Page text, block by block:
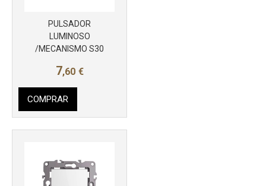
PULSADOR
LUMINOSO
/MECANISMO S30
7,60 €
COMPRAR